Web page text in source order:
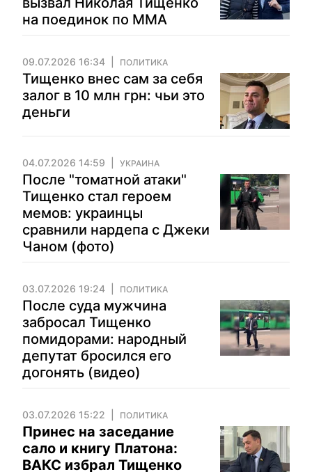
на поединок по ММА
09.07.2026 16:34 ПОЛИТИКА
Тищенко внес сам за себя
залог в 10 млн грн: чьи это
деньги
04.07.2026 14:59 УКРАИНА
После "томатной атаки"
Тищенко стал героем
мемов: украинцы
сравнили нардепа с Джеки
Чаном (фото)
03.07.2026 19:24 ПОЛИТИКА
После суда мужчина
забросал Тищенко
помидорами: народный
депутат бросился его
догонять (видео)
03.07.2026 15:22 ПОЛИТИКА
Принес на заседание
сало и книгу Платона:
ВАКС избрал Тищенко